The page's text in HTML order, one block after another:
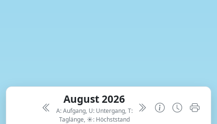
August 2026
A: Aufgang, U: Untergang, T:
Taglänge, ☀: Höchststand